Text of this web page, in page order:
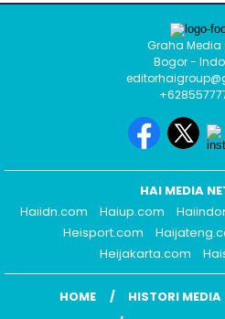
Graha Media
Bogor -
HAI MEDIA
Haiidn.com
Haiup.com
Heisport.com
Heijakarta.com
HOME HISTORI MEDIA